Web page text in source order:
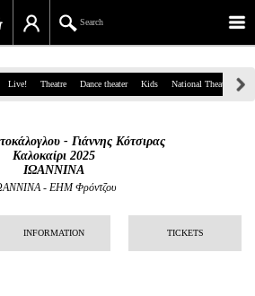
Search
Panepistimiou Str, Athens
Live! Theatre Dance theater Kids National Theatre
- Γιάννης Κότσιρας
Καλοκαίρι 2025
ΙΩΑΝΝΙΝΑ
- ΕΗΜ Φρόντζου
INFORMATION TICKETS